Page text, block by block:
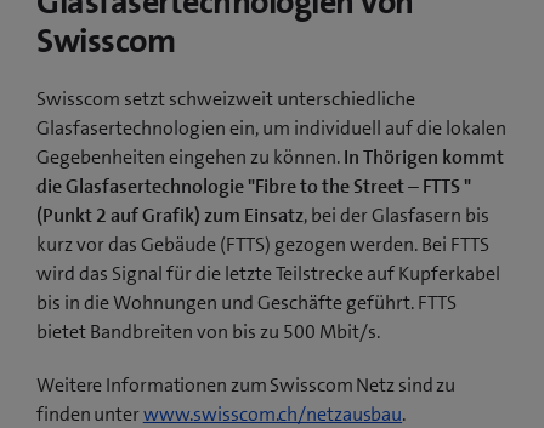
Swisscom
Swisscom setzt schweizweit unterschiedliche
Glasfasertechnologien ein, um individuell auf die lokalen
Gegebenheiten eingehen zu können.In Thörigen kommt
die Glasfasertechnologie "Fibre to the Street – FTTS "
(Punkt 2 auf Grafik) zum Einsatz, bei der Glasfasern bis
kurz vor das Gebäude (FTTS) gezogen werden. Bei FTTS
wird das Signal für die letzte Teilstrecke auf Kupferkabel
bis in die Wohnungen und Geschäfte geführt. FTTS
bietet Bandbreiten von bis zu 500 Mbit/s.
Weitere Informationen zum Swisscom Netz sind zu
finden unterwww.swisscom.ch/netzausbau.